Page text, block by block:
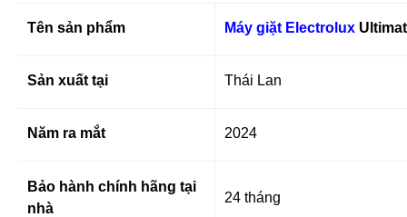
Tên sản phẩm Máy giặt Electrolux
Sản xuất tại Thái Lan
Năm ra mắt 2024
Bảo hành chính hãng tại
nhà
24 tháng